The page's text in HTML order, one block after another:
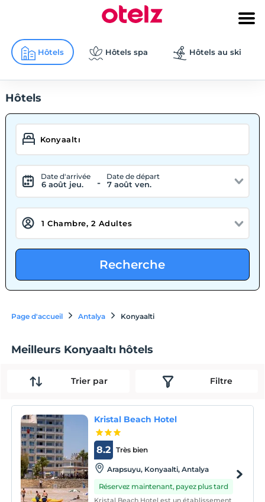
Hôtels Hôtels spa Hôtels au ski
Hôtels
Date d'arrivée
6 août jeu. -
Date de départ
7 août ven.
Recherche
Page d'accueil Antalya Konyaalti
Meilleurs Konyaaltı hôtels
Trier par Filtre
Kristal Beach Hotel
Très bien
8.2
Arapsuyu, Konyaalti, Antalya
Réservez maintenant, payez plus tard
Kristal Beach Hotel est un établissement